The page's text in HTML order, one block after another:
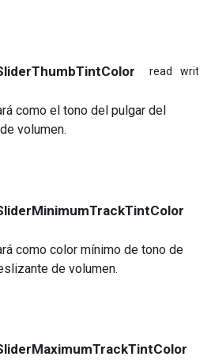
read write
como el tono del pulgar del
volumen.
como color mínimo de tono de
de volumen.